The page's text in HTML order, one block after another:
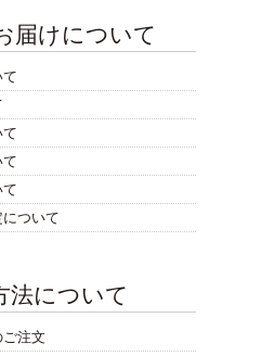
届けについて
ついて
法について
注文